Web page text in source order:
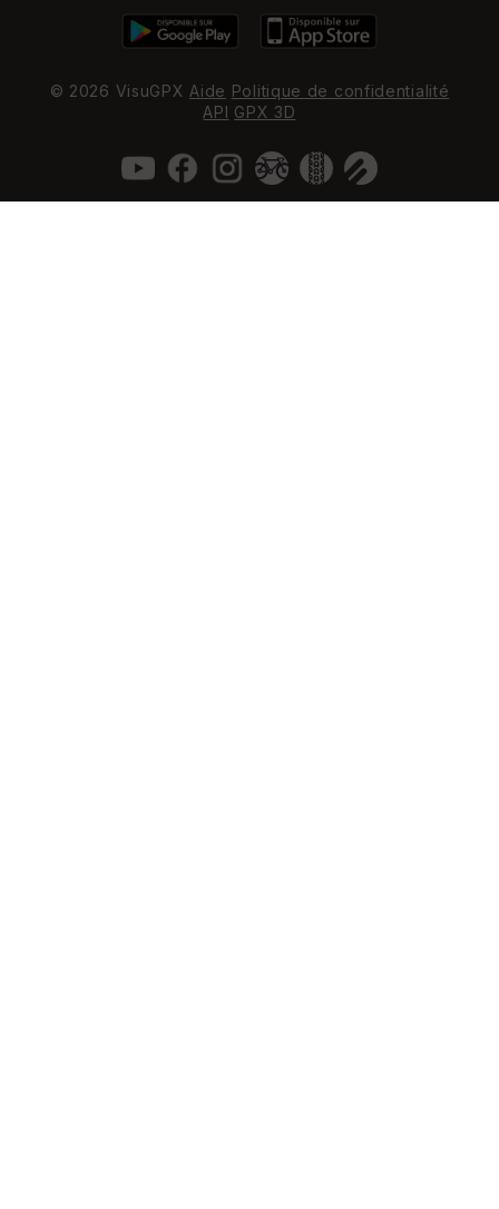
© 2026 VisuGPXAide Politique de confidentialité
API GPX 3D